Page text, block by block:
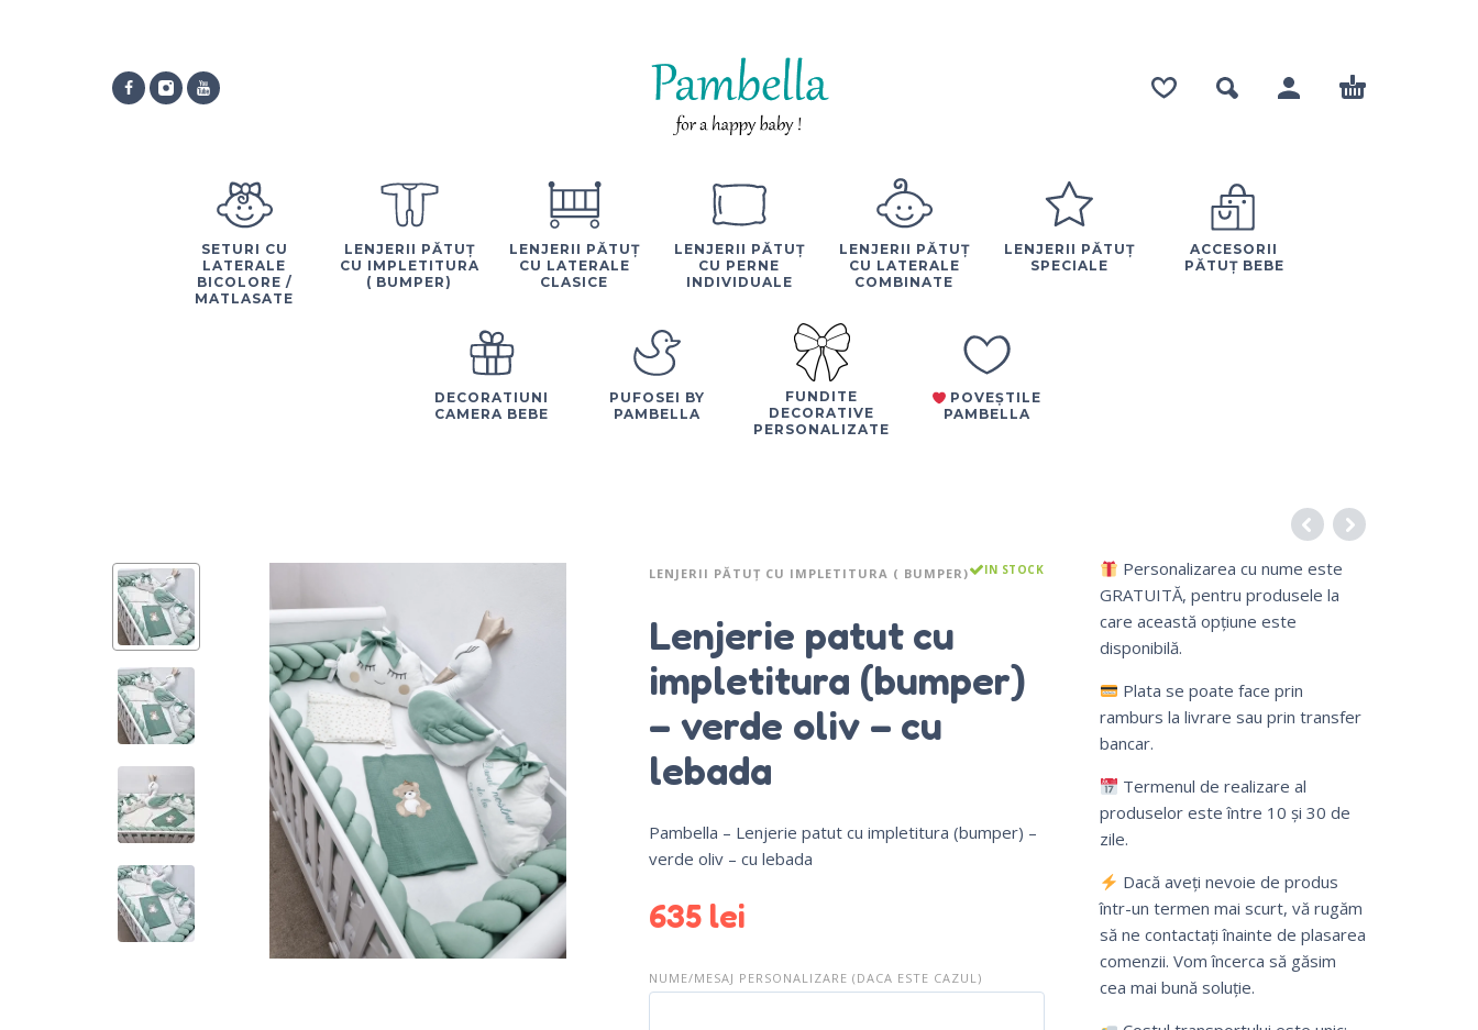
SETURI CU
LATERALE
BICOLORE /
MATLASATE
LENJERII PĂTUȚ
CU IMPLETITURA
( BUMPER)
LENJERII PĂTUȚ
CU LATERALE
CLASICE
LENJERII PĂTUȚ
CU PERNE
INDIVIDUALE
LENJERII PĂTUȚ
CU LATERALE
COMBINATE
LENJERII PĂTUȚ
SPECIALE
ACCESORII
PĂTUȚ BEBE
DECORATIUNI
CAMERA BEBE
PUFOSEI BY
PAMBELLA
FUNDITE
DECORATIVE
PERSONALIZATE
POVEȘTILE
PAMBELLA
LENJERII PĂTUȚ CU IMPLETITURA ( BUMPER) IN STOCK
Lenjerie patut cu
impletitura (bumper)
– verde oliv – cu
lebada
Pambella – Lenjerie patut cu impletitura (bumper) –
verde oliv – cu lebada
635 lei
NUME/MESAJ PERSONALIZARE (DACA ESTE CAZUL)
Personalizarea cu nume este
GRATUITĂ, pentru produsele la
care această opțiune este
disponibilă.
Plata se poate face prin
ramburs la livrare sau prin transfer
bancar.
Termenul de realizare al
produselor este între 10 și 30 de
zile.
Dacă aveți nevoie de produs
într-un termen mai scurt, vă rugăm
să ne contactați înainte de plasarea
comenzii. Vom încerca să găsim
cea mai bună soluție.